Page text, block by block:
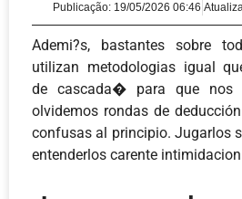
Publicação: 19/05/2026 06:46
Ademi?s, bastantes sobre
utilizan metodologias igual
de cascada� para que nos
olvidemos rondas de
confusas al principio. Jugarlos
entenderlos carente